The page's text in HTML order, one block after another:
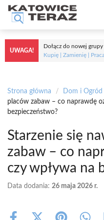
Przejdź
treści
UWAGA!
Dołącz do nowej grupy
Kupię | Zamienię |
Strona główna / Dom i Ogród
placów zabaw – co naprawdę
bezpieczeństwo?
Starzenie się
zabaw – co
czy wpływa na
Data dodania: 26 maja 2026 r.